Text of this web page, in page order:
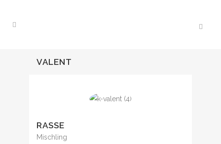
VALENT
RASSE
Mischling